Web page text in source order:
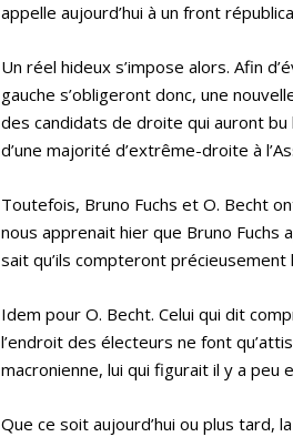
appelle aujourd’hui à un front
Un réel hideux s’impose alors. Afin
gauche s’obligeront donc, une
des candidats de droite qui auront bu
d’une majorité d’extrême-droite à
Toutefois, Bruno Fuchs et O. Becht
nous apprenait hier que Bruno
sait qu’ils compteront
Idem pour O. Becht. Celui qui dit
l’endroit des électeurs ne font
macronienne, lui qui figurait il y a
Que ce soit aujourd’hui ou plus tard,